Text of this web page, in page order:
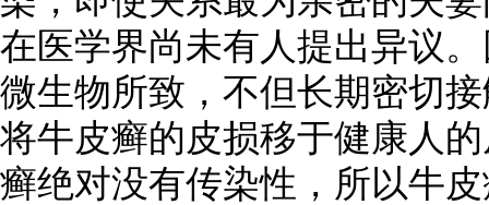
在医学界尚未有人提出异议
微生物所致，不但长期密切
将牛皮癣的皮损移于健康人
癣绝对没有传染性，所以牛